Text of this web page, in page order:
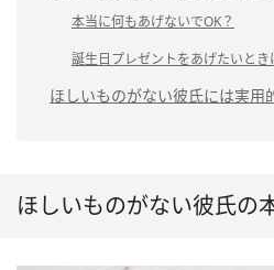
本当に何もあげないでOK？
誕生日プレゼントをあげたいとき
ほしいものがない彼氏には実用
ほしいものがない彼氏の